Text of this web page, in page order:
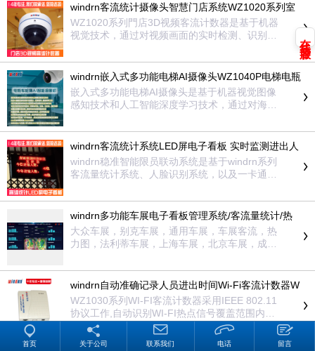
windrn客流统计摄像头智慧门店系统WZ1020系列室
内款3D视频客流计数器智能分析
WZ1020系列門店3D视频客流计数器是基于机器
视觉技术，通过对视频画面的实时检测、识别、
出方向进行识别，并分别对进、出数量进行准确
统计。设备采用工业级设计，内嵌先进、成熟的
智能视频分析DSP算法，稳定、可靠，抗干扰能
力强，准确度高。
windrn嵌入式多功能电梯AI摄像头WZ1040P电梯电瓶
车阻车系统
嵌入式多功能电梯AI摄像头是基于机器视觉图像
感知技术和人工智能深度学习技术，通过对海量
图像模型。在机器视觉图像场景中，通过成熟、
领先的深度学习目标检测算法，依据电瓶车图像
模型，实时检测、分析、识别视频画面中的电瓶
车目标，从而实现对电瓶车进入电梯的实时监
控。
windrn客流统计系统LED屏电子看板 实时监测进出人
数超员预防联动
windrn稳准智能限员联动系统是基于windrn系列
客流量统计系统、人脸识别系统，以及一卡通门
场驻留人数，以确保各时段的安全承载量。若监
测数据一旦达到额定承载量，系统则实时输出控
制信号，从而实现对闸机、人脸机、门禁等设备
终端的开闸/开门动作进行控制，预警时系统可输
出语音提示，同时LED屏上“在场人数”变成红色、
windrn多功能车展电子看板管理系统/客流量统计/热
力分析/意向客流分析
大众车展，别克车展，通用车展，车展客流，热
力图，法利蒂车展，上海车展，北京车展，成都
人流分析
windrn自动准确记录人员进出时间Wi-Fi客流计数器W
Z1030
WZ1030系列WI-FI客流计数器采用IEEE 802.11
协议工作,自动识别WI-FI热点信号覆盖范围内已
经开启Wi-Fi功能的智能手机、Pad等设备终端，
并且在不需要接入该WI-FI热点网络的情况即可识
首页 关于公司 联系我们 电话 留言
在线客服